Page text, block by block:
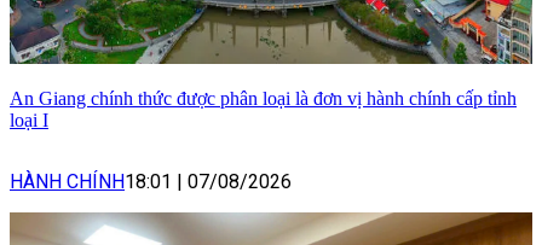
An Giang chính thức được phân loại là đơn vị hành chính cấp tỉnh
loại I
HÀNH CHÍNH18:01 07/08/2026